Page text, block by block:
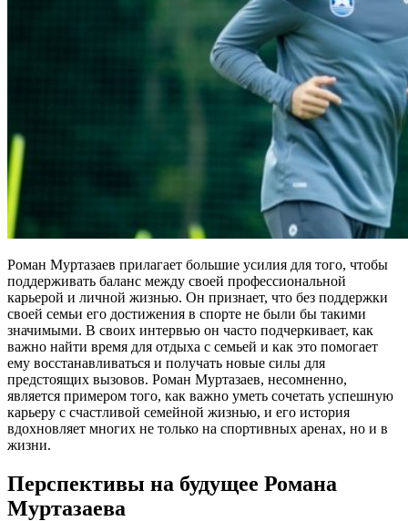
Роман Муртазаев прилагает большие усилия для того, чтобы
поддерживать баланс между своей профессиональной
карьерой и личной жизнью. Он признает, что без поддержки
своей семьи его достижения в спорте не были бы такими
значимыми. В своих интервью он часто подчеркивает, как
важно найти время для отдыха с семьей и как это помогает
ему восстанавливаться и получать новые силы для
предстоящих вызовов. Роман Муртазаев, несомненно,
является примером того, как важно уметь сочетать успешную
карьеру с счастливой семейной жизнью, и его история
вдохновляет многих не только на спортивных аренах, но и в
жизни.
Перспективы на будущее Романа
Муртазаева